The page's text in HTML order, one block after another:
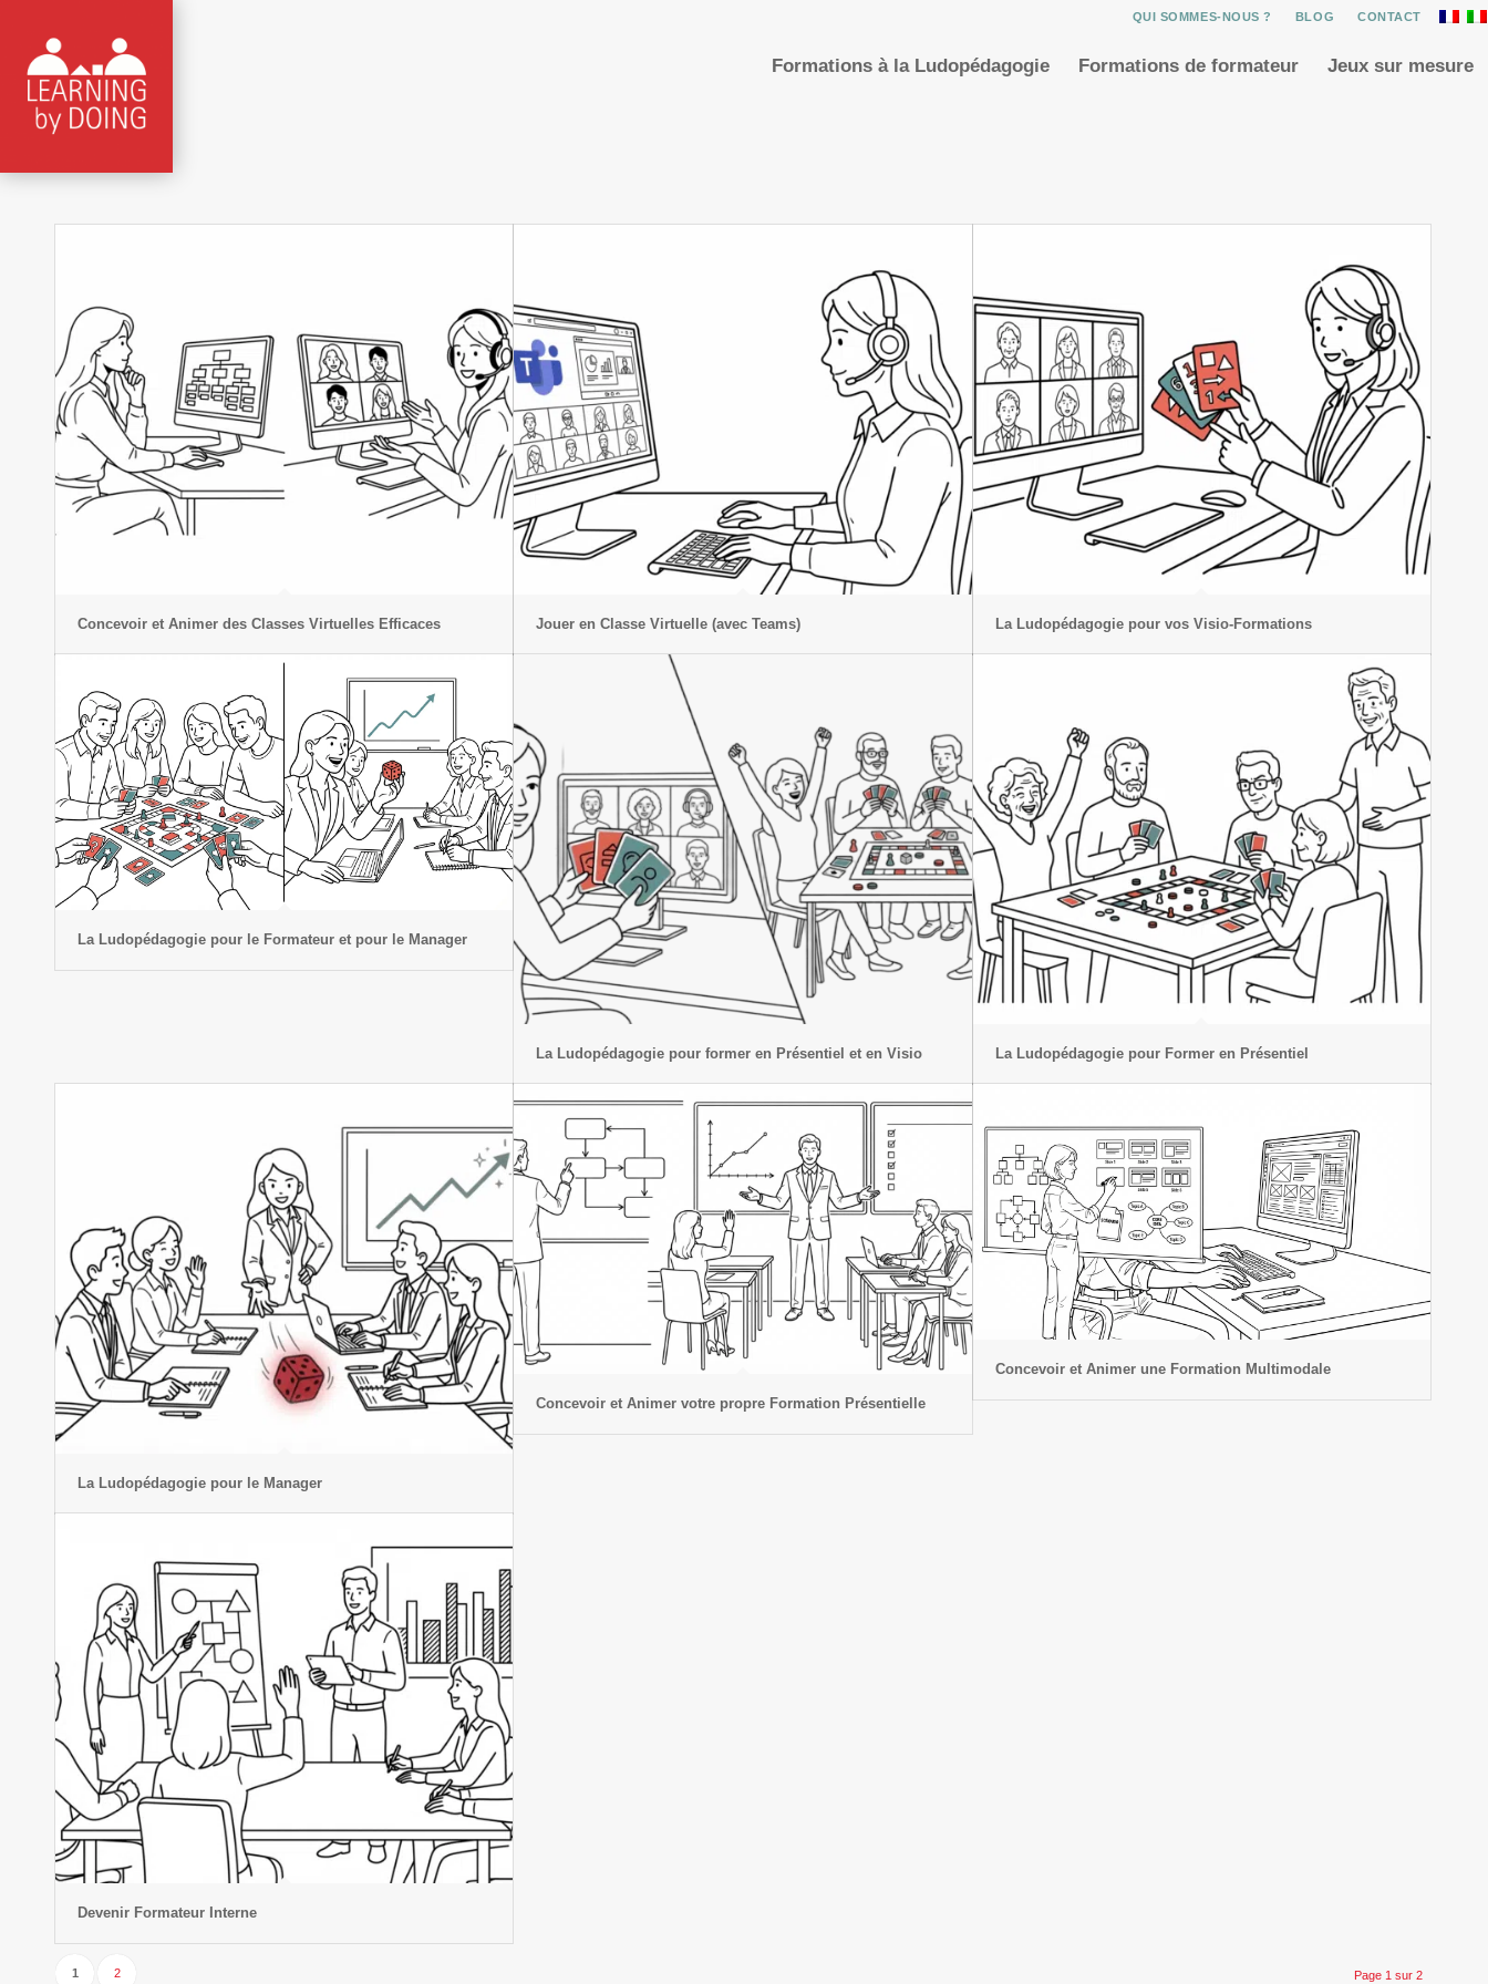
QUI SOMMES-NOUS ? BLOG CONTACT
Formations à la Ludopédagogie Formations de formateur Jeux sur mesure
Concevoir et Animer des Classes Virtuelles Efficaces Jouer en Classe Virtuelle (avec Teams) La Ludopédagogie pour vos Visio-Formations
La Ludopédagogie pour le Formateur et pour le Manager
La Ludopédagogie pour former en Présentiel et en Visio La Ludopédagogie pour Former en Présentiel
La Ludopédagogie pour le Manager
Concevoir et Animer votre propre Formation Présentielle
Concevoir et Animer une Formation Multimodale
Devenir Formateur Interne
Page 1 sur 2
1 2